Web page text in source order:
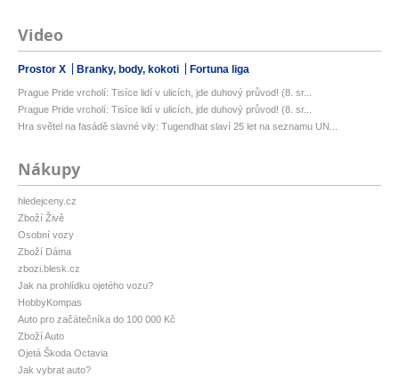
Video
Prostor X Branky, body, kokoti Fortuna liga
Prague Pride vrcholí: Tisíce lidí v ulicích, jde duhový průvod! (8. sr...
Prague Pride vrcholí: Tisíce lidí v ulicích, jde duhový průvod! (8. sr...
Hra světel na fasádě slavné vily: Tugendhat slaví 25 let na seznamu UN...
Nákupy
hledejceny.cz
Zboží Živě
Osobní vozy
Zboží Dáma
zbozi.blesk.cz
Jak na prohlídku ojetého vozu?
HobbyKompas
Auto pro začátečníka do 100 000 Kč
Zboží Auto
Ojetá Škoda Octavia
Jak vybrat auto?